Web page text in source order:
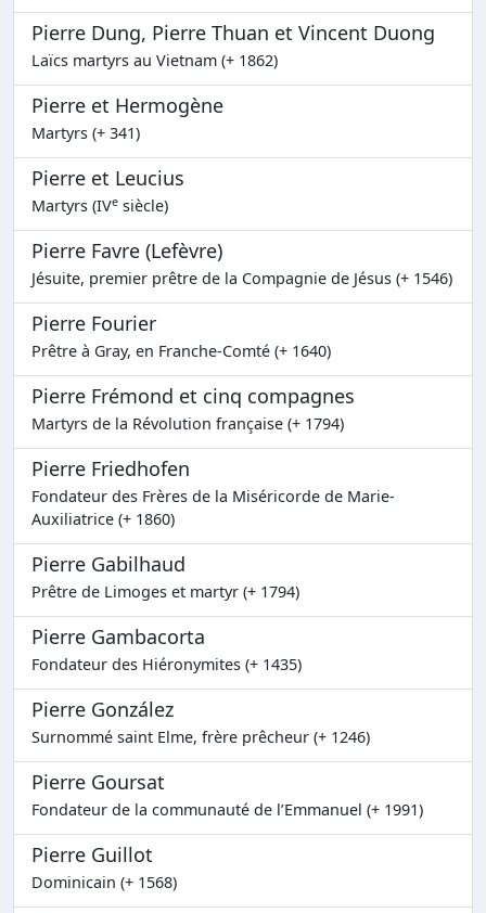
Pierre Dung, Pierre Thuan et Vincent Duong
Laïcs martyrs au Vietnam (+ 1862)
Pierre et Hermogène
Martyrs (+ 341)
Pierre et Leucius
Martyrs (IVe siècle)
Pierre Favre (Lefèvre)
Jésuite, premier prêtre de la Compagnie de Jésus (+ 1546)
Pierre Fourier
Prêtre à Gray, en Franche-Comté (+ 1640)
Pierre Frémond et cinq compagnes
Martyrs de la Révolution française (+ 1794)
Pierre Friedhofen
Fondateur des Frères de la Miséricorde de Marie-
Auxiliatrice (+ 1860)
Pierre Gabilhaud
Prêtre de Limoges et martyr (+ 1794)
Pierre Gambacorta
Fondateur des Hiéronymites (+ 1435)
Pierre González
Surnommé saint Elme, frère prêcheur (+ 1246)
Pierre Goursat
Fondateur de la communauté de l’Emmanuel (+ 1991)
Pierre Guillot
Dominicain (+ 1568)